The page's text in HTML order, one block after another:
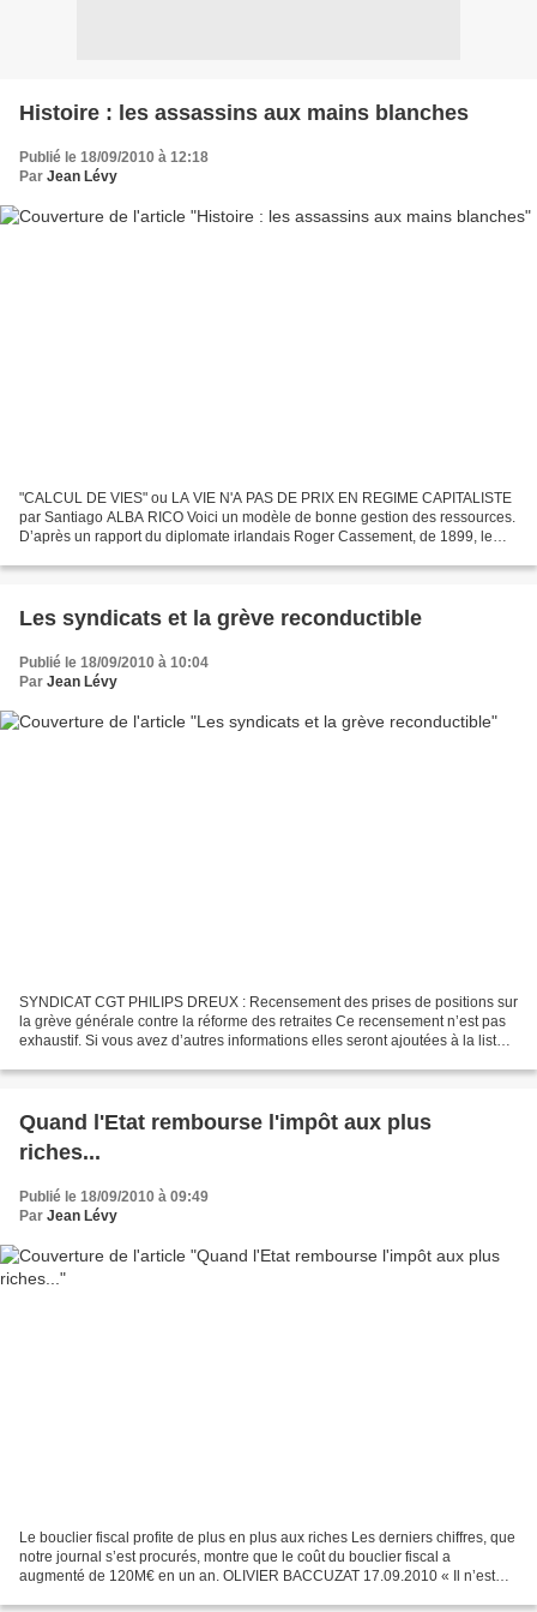
Histoire : les assassins aux mains blanches
Publié le 18/09/2010 à 12:18
Par Jean Lévy
"CALCUL DE VIES" ou LA VIE N'A PAS DE PRIX EN REGIME CAPITALISTE
par Santiago ALBA RICO Voici un modèle de bonne gestion des ressources.
D’après un rapport du diplomate irlandais Roger Cassement, de 1899, le
Les syndicats et la grève reconductible
Publié le 18/09/2010 à 10:04
Par Jean Lévy
SYNDICAT CGT PHILIPS DREUX : Recensement des prises de positions sur
la grève générale contre la réforme des retraites Ce recensement n’est pas
exhaustif. Si vous avez d’autres informations elles seront ajoutées à la liste
Quand l'Etat rembourse l'impôt aux plus
riches...
Publié le 18/09/2010 à 09:49
Par Jean Lévy
Le bouclier fiscal profite de plus en plus aux riches Les derniers chiffres, que
notre journal s’est procurés, montre que le coût du bouclier fiscal a
augmenté de 120M€ en un an. OLIVIER BACCUZAT 17.09.2010 « Il n’est